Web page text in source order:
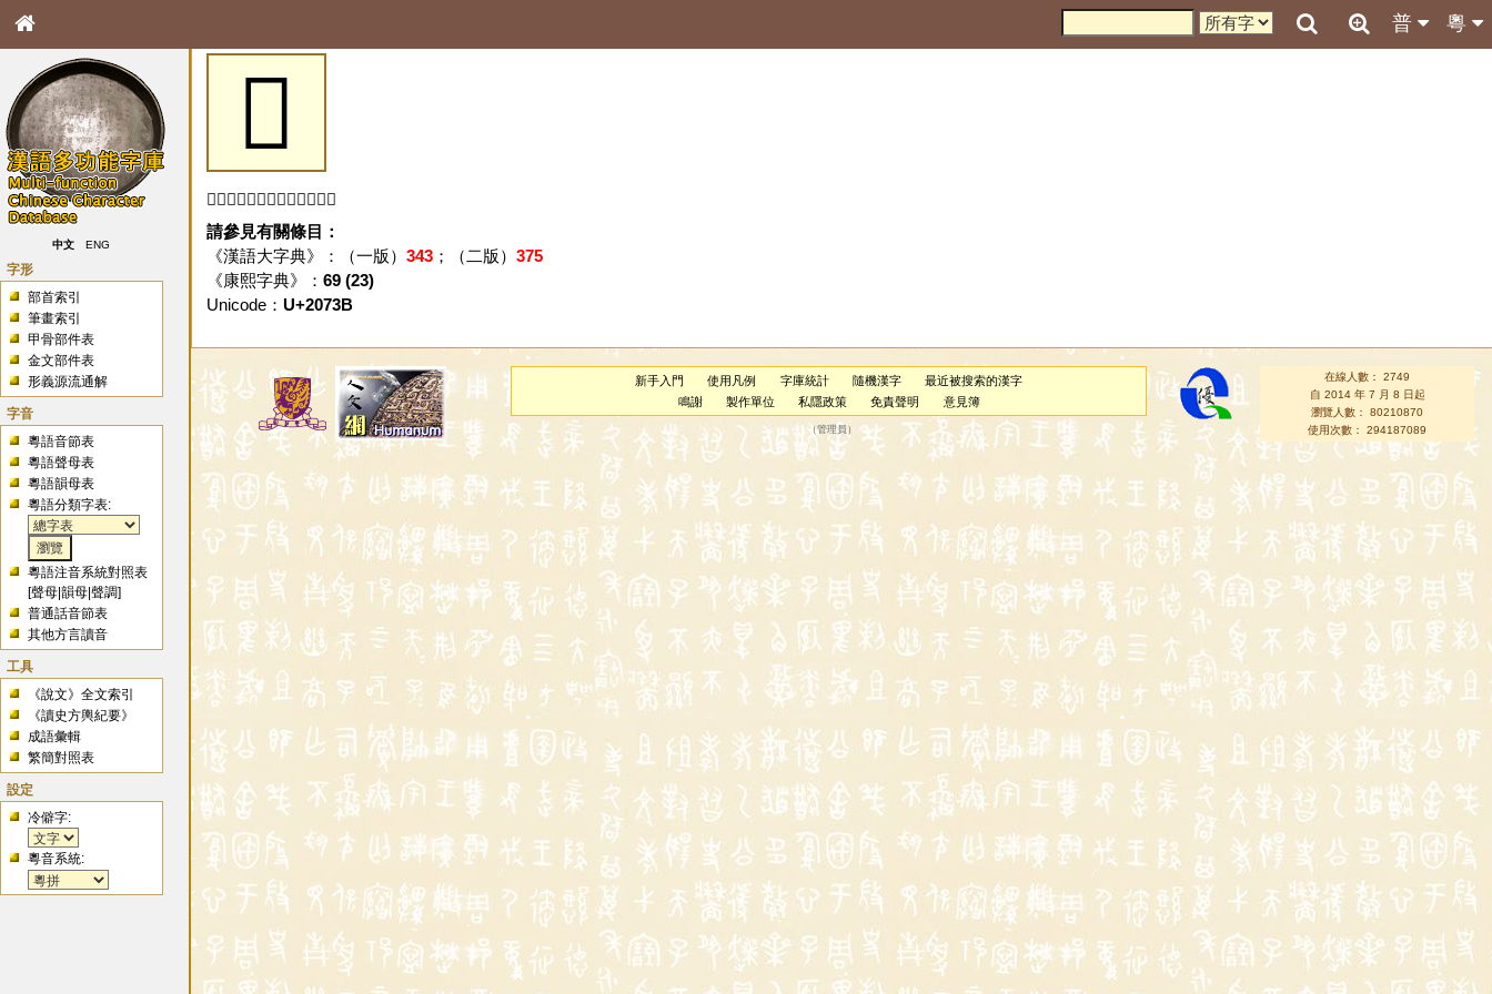
粵
普
中文 ENG
字形
部首索引
筆畫索引
甲骨部件表
金文部件表
形義源流通解
字音
粵語音節表
粵語聲母表
粵語韻母表
粵語分類字表:
粵語注音系統對照表
[聲母 |韻母 |聲調]
普通話音節表
其他方言讀音
工具
《說文》全文索引
《讀史方輿紀要》
成語彙輯
繁簡對照表
設定
冷僻字:
粵音系統:
𠜻
「𠜻」字未收錄於本資料庫。
請參見有關條目：
《漢語大字典》：（一版） 343；（二版） 375
《康熙字典》： 69 (23)
Unicode： U+2073B
新手入門 使用凡例 字庫統計 隨機漢字
最近被搜索的漢字
鳴謝
製作單位 私隱政策 免責聲明 意見簿
（管理員 ）
在線人數： 2749
自 2014 年 7 月 8 日起
瀏覽人數： 80210870
使用次數： 294187089